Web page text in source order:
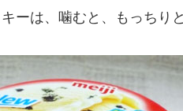
ーは、噛むと、もっちり